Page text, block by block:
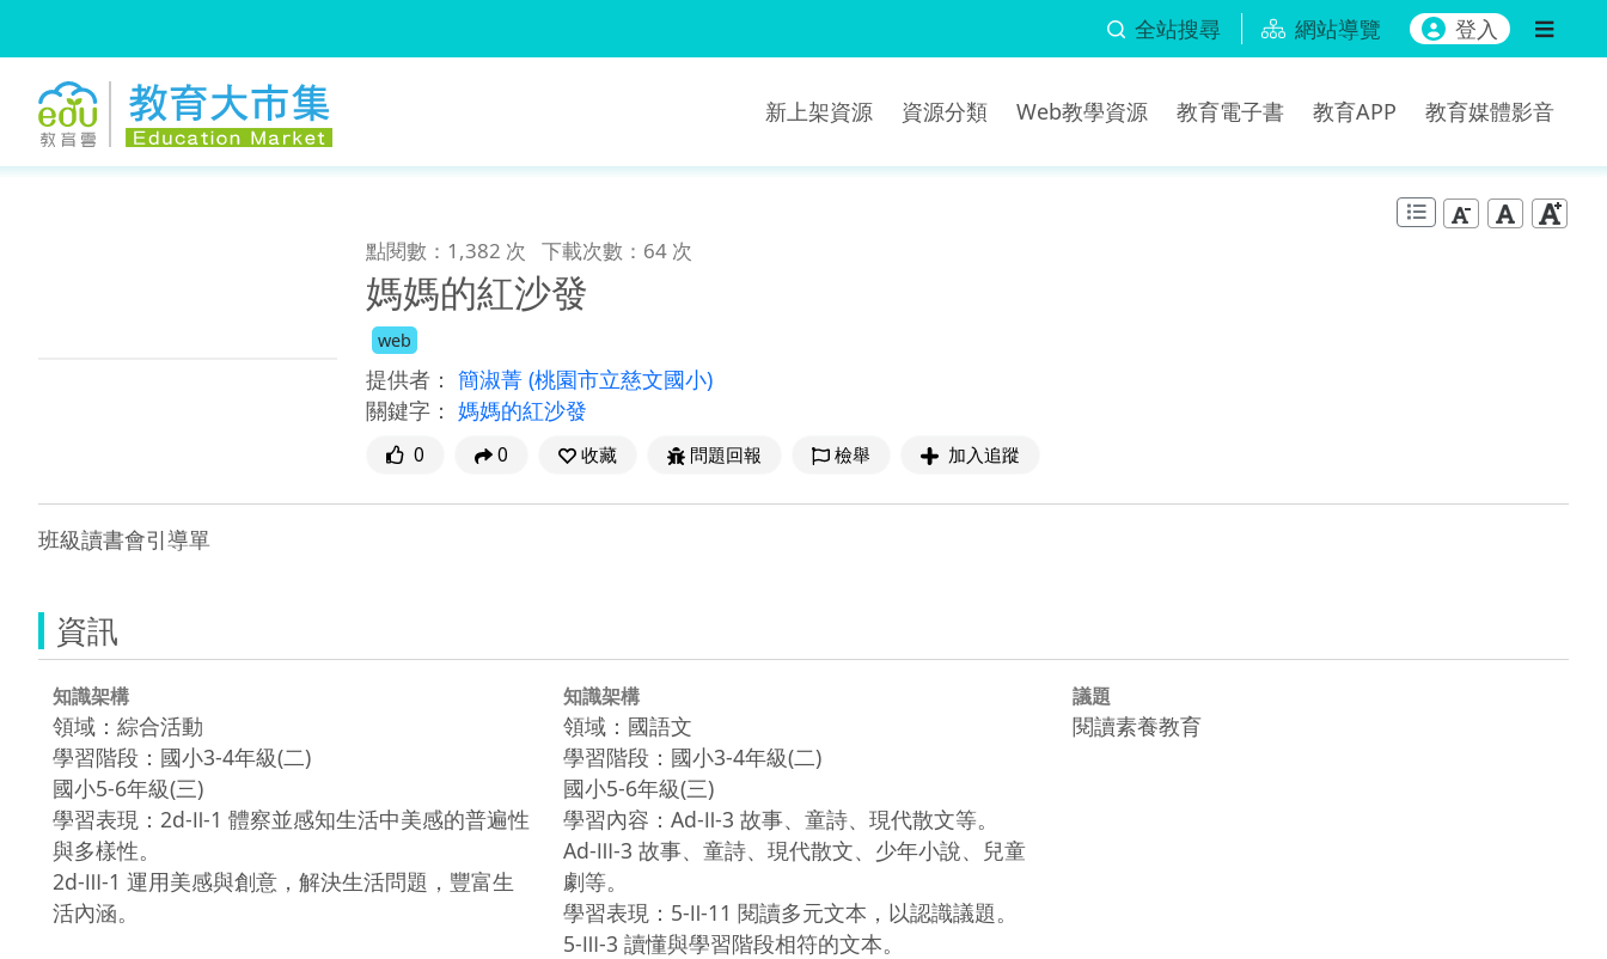
全站搜尋 網站導覽 登入
新上架資源 資源分類 Web教學資源 教育電子書 教育APP 教育媒體影音
點閱數：1,382 次 下載次數：64 次
媽媽的紅沙發
web
提供者： 簡淑菁 (桃園市立慈文國小)
關鍵字： 媽媽的紅沙發
0 0 收藏 問題回報 檢舉 加入追蹤
班級讀書會引導單
資訊
知識架構
領域：綜合活動
學習階段：國小3-4年級(二)
國小5-6年級(三)
學習表現：2d-Ⅱ-1 體察並感知生活中美感的普遍性
與多樣性。
2d-Ⅲ-1 運用美感與創意，解決生活問題，豐富生
活內涵。
知識架構
領域：國語文
學習階段：國小3-4年級(二)
國小5-6年級(三)
學習內容：Ad-Ⅱ-3 故事、童詩、現代散文等。
Ad-Ⅲ-3 故事、童詩、現代散文、少年小說、兒童
劇等。
學習表現：5-Ⅱ-11 閱讀多元文本，以認識議題。
5-Ⅲ-3 讀懂與學習階段相符的文本。
議題
閱讀素養教育